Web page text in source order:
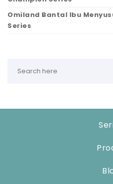
Omiland Bantal Ibu
Series